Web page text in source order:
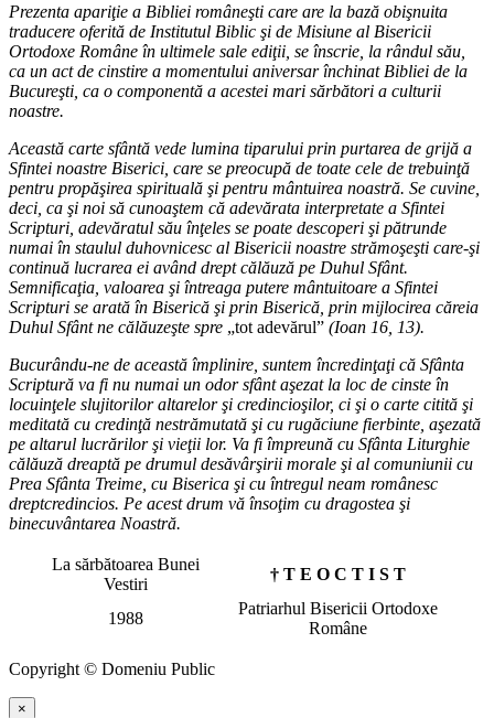
Prezenta apariţie a Bibliei româneşti care are la bază obişnuita
traducere oferită de Institutul Biblic şi de Misiune al Bisericii
Ortodoxe Române în ultimele sale ediţii, se înscrie, la rândul său,
ca un act de cinstire a momentului aniversar închinat Bibliei de la
Bucureşti, ca o componentă a acestei mari sărbători a culturii
noastre.
Această carte sfântă vede lumina tiparului prin purtarea de grijă a
Sfintei noastre Biserici, care se preocupă de toate cele de trebuinţă
pentru propăşirea spirituală şi pentru mântuirea noastră. Se cuvine,
deci, ca şi noi să cunoaştem că adevărata interpretate a Sfintei
Scripturi, adevăratul său înţeles se poate descoperi şi pătrunde
numai în staulul duhovnicesc al Bisericii noastre strămoşeşti care-şi
continuă lucrarea ei având drept călăuză pe Duhul Sfânt.
Semnificaţia, valoarea şi întreaga putere mântuitoare a Sfintei
Scripturi se arată în Biserică şi prin Biserică, prin mijlocirea căreia
Duhul Sfânt ne călăuzeşte spre „tot adevărul” (Ioan 16, 13).
Bucurându-ne de această împlinire, suntem încredinţaţi că Sfânta
Scriptură va fi nu numai un odor sfânt aşezat la loc de cinste în
locuinţele slujitorilor altarelor şi credincioşilor, ci şi o carte citită şi
meditată cu credinţă nestrămutată şi cu rugăciune fierbinte, aşezată
pe altarul lucrărilor şi vieţii lor. Va fi împreună cu Sfânta Liturghie
călăuză dreaptă pe drumul desăvârşirii morale şi al comuniunii cu
Prea Sfânta Treime, cu Biserica şi cu întregul neam românesc
dreptcredincios. Pe acest drum vă însoţim cu dragostea şi
binecuvântarea Noastră.
La sărbătoarea Bunei
Vestiri
† T E O C T I S T
1988
Patriarhul Bisericii Ortodoxe
Române
Copyright © Domeniu Public
×